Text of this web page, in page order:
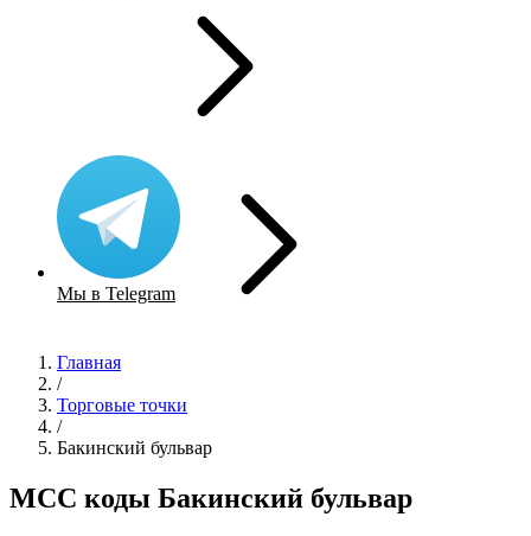
Мы в Telegram
Главная
/
Торговые точки
/
Бакинский бульвар
MCC коды Бакинский бульвар